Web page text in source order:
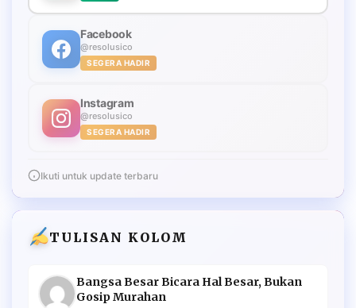
Facebook
@resolusico
SEGERA HADIR
Instagram
@resolusico
SEGERA HADIR
Ikuti untuk update terbaru
TULISAN KOLOM
Bangsa Besar Bicara Hal Besar, Bukan
Gosip Murahan